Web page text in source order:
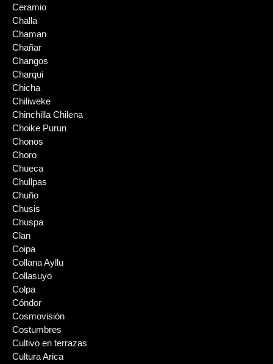
Ceramio
Challa
Chaman
Chañar
Changos
Charqui
Chicha
Chiliweke
Chinchilla Chilena
Choike Purun
Chonos
Choro
Chueca
Chullpas
Chuño
Chusis
Chuspa
Clan
Coipa
Collana Ayllu
Collasuyo
Colpa
Cóndor
Cosmovisión
Costumbres
Cultivo en terrazas
Cultura Arica